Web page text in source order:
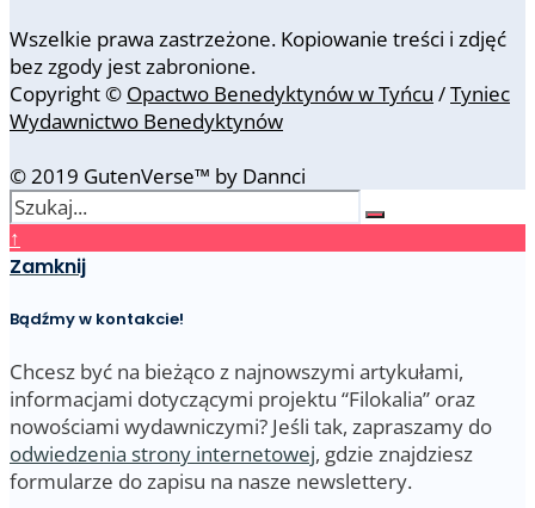
Wszelkie prawa zastrzeżone. Kopiowanie treści i zdjęć
bez zgody jest zabronione.
Copyright © Opactwo Benedyktynów w Tyńcu /Tyniec
Wydawnictwo Benedyktynów
© 2019 GutenVerse™ by Dannci
↑
Zamknij
Bądźmy w kontakcie!
Chcesz być na bieżąco z najnowszymi artykułami,
informacjami dotyczącymi projektu “Filokalia” oraz
nowościami wydawniczymi? Jeśli tak, zapraszamy do
odwiedzenia strony internetowej, gdzie znajdziesz
formularze do zapisu na nasze newslettery.